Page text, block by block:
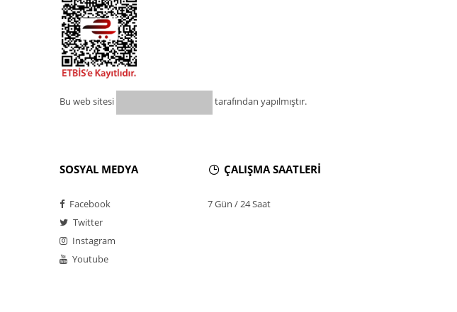
Bu web sitesi tarafından yapılmıştır.
SOSYAL MEDYA
Facebook
Twitter
Instagram
Youtube
ÇALIŞMA SAATLERİ
7 Gün / 24 Saat